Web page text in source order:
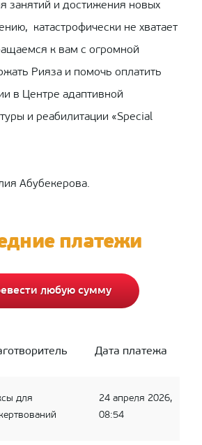
занятий и достижения новых
катастрофически не хватает
к вам с огромной
Рияза и помочь оплатить
в Центре адаптивной
и реабилитации «Special
Абубекерова.
платежи
любую сумму
Дата платежа
для
24 апреля 2026,
08:54